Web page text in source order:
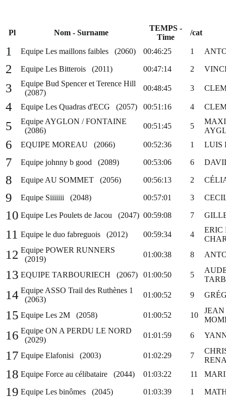
Pl Nom - Surname
TEMPS -
Time
/cat
1 Equipe Les maillons faibles (2060) 00:46:25 1
2 Equipe Les Bitterois (2011) 00:47:14 2
3
Equipe Bud Spencer et Terence Hill
(2087)
00:48:45 3
4 Equipe Les Quadras d'ECG (2057) 00:51:16 4
5
Equipe AYGLON / FONTAINE
(2086)
00:51:45 5
6 EQUIPE MOREAU (2066) 00:52:36 1 LUIS
7 Equipe johnny b good (2089) 00:53:06 6
8 Equipe AU SOMMET (2056) 00:56:13 2
9 Equipe Siiiiiii (2048) 00:57:01 3
10 Equipe Les Poulets de Jacou (2047) 00:59:08 7
11 Equipe le duo fabreguois (2012) 00:59:34 4
ERIC
12 Equipe POWER RUNNERS
(2019)
01:00:38 8
13 EQUIPE TARBOURIECH (2067) 01:00:50 5
14 Equipe ASSO Trail des Ruthènes 1
(2063)
01:00:52 9
15 Equipe Les 2M (2058) 01:00:52 10
16 Equipe ON A PERDU LE NORD
(2029)
01:01:59 6
17 Equipe Elafonisi (2003) 01:02:29 7
18 Equipe Force au célibataire (2044) 01:03:22 11
19 Equipe Les binômes (2045) 01:03:39 1